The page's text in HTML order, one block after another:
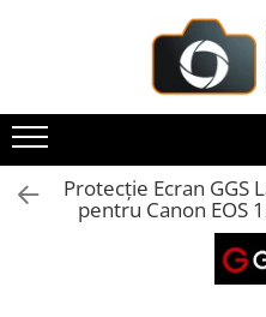
Aparate Foto
Aparate Foto Mirrorless
Aparate Foto DSLR
Protecție Ecran GGS
pentru Canon EOS